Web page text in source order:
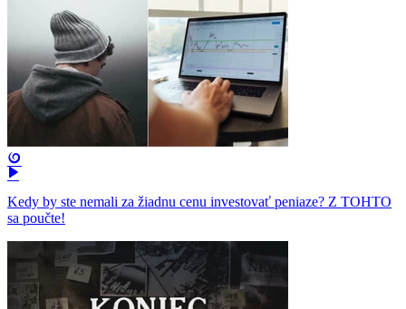
Kedy by ste nemali za žiadnu cenu investovať peniaze? Z TOHTO
sa poučte!